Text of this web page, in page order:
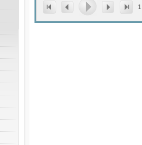
1